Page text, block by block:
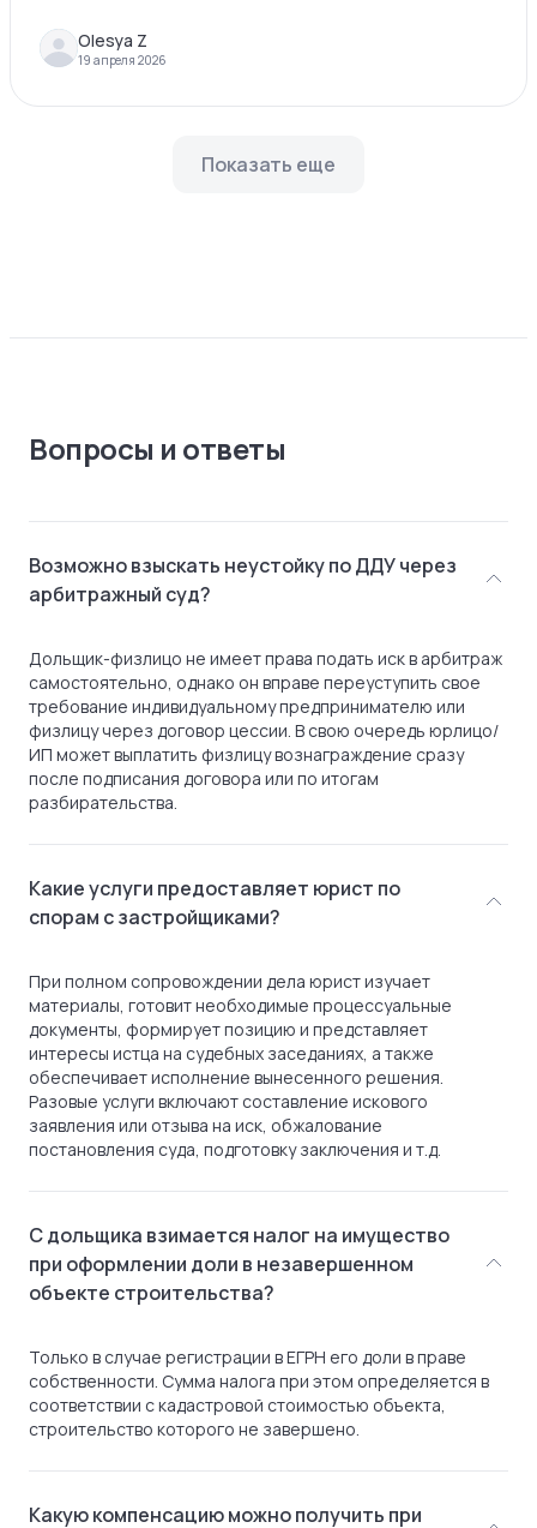
Olesya Z
19 апреля 2026
Показать еще
Вопросы и ответы
Возможно взыскать неустойку по ДДУ через
арбитражный суд?
Дольщик-физлицо не имеет права подать иск в арбитраж
самостоятельно, однако он вправе переуступить свое
требование индивидуальному предпринимателю или
физлицу через договор цессии. В свою очередь юрлицо/
ИП может выплатить физлицу вознаграждение сразу
после подписания договора или по итогам
разбирательства.
Какие услуги предоставляет юрист по
спорам с застройщиками?
При полном сопровождении дела юрист изучает
материалы, готовит необходимые процессуальные
документы, формирует позицию и представляет
интересы истца на судебных заседаниях, а также
обеспечивает исполнение вынесенного решения.
Разовые услуги включают составление искового
заявления или отзыва на иск, обжалование
постановления суда, подготовку заключения и т.д.
С дольщика взимается налог на имущество
при оформлении доли в незавершенном
объекте строительства?
Только в случае регистрации в ЕГРН его доли в праве
собственности. Сумма налога при этом определяется в
соответствии с кадастровой стоимостью объекта,
строительство которого не завершено.
Какую компенсацию можно получить при